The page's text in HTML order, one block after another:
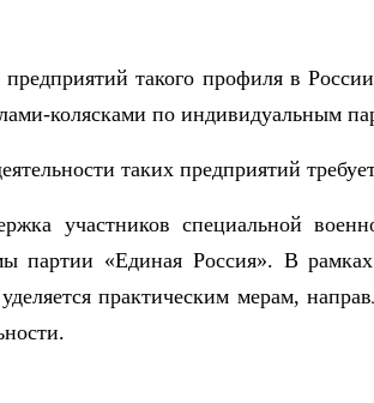
такого профиля в России
колясками по индивидуальным
таких предприятий
участников специальной
партии «Единая Россия». В
практическим мерам,